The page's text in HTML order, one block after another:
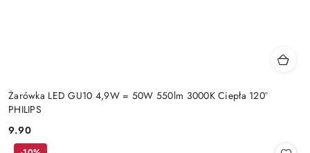
Żarówka LED GU10 4,9W = 50W 550lm 3000K Ciepła 120°
PHILIPS
Cena:
9.90